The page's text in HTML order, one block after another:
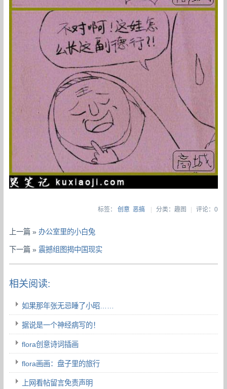
标签： 创意 恶搞 | 分类：趣图 | 评论：0
上一篇 »办公室里的小白兔
下一篇 » 震撼组图揭中国现实
相关阅读:
如果那年张无忌睡了小昭……
据说是一个神经病写的！
flora创意诗词插画
flora画画：盘子里的旅行
上网看帖留言免责声明